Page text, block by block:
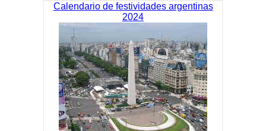
Calendario de festividades argentinas
2024